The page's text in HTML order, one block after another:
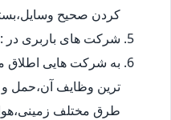
کردن صحیح
شرکت های باربری در :
به شرکت هایی اطلاق
ترین وظایف آن،حمل و
طرق مختلف